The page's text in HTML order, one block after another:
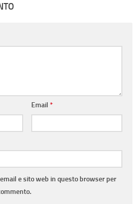
Email *
e sito web in questo browser per